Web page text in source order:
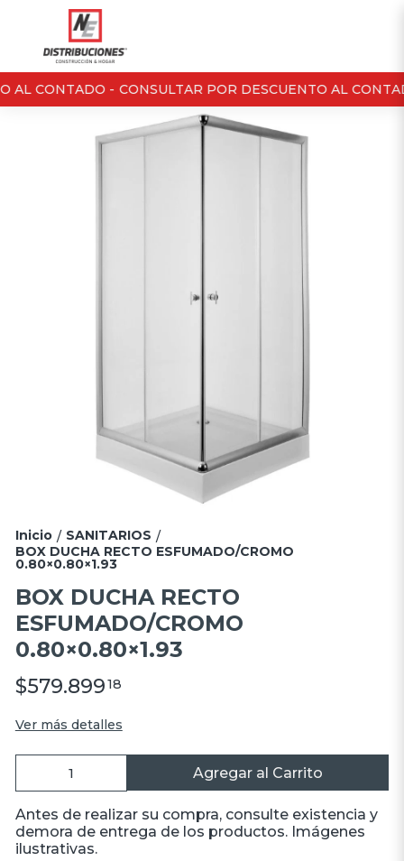
AL CONTADO - CONSULTAR POR DESCUENTO AL
Inicio / SANITARIOS /
BOX DUCHA RECTO ESFUMADO/CROMO
0.80×0.80×1.93
BOX DUCHA RECTO
ESFUMADO/CROMO
0.80×0.80×1.93
$579.89918
Ver más detalles
Agregar al Carrito
Antes de realizar su compra, consulte existencia y
demora de entrega de los productos. Imágenes
ilustrativas.